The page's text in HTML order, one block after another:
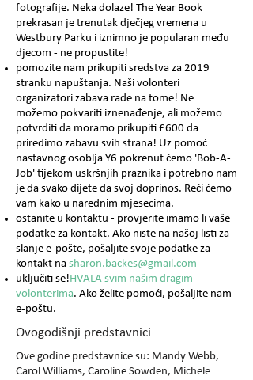
fotografije. Neka dolaze! The Year Book
prekrasan je trenutak dječjeg vremena u
Westbury Parku i iznimno je popularan među
djecom - ne propustite!
pomozite nam prikupiti sredstva za 2019
stranku napuštanja. Naši volonteri
organizatori zabava rade na tome! Ne
možemo pokvariti iznenađenje, ali možemo
potvrditi da moramo prikupiti £600 da
priredimo zabavu svih strana! Uz pomoć
nastavnog osoblja Y6 pokrenut ćemo 'Bob-A-
Job' tijekom uskršnjih praznika i potrebno nam
je da svako dijete da svoj doprinos. Reći ćemo
vam kako u narednim mjesecima.
ostanite u kontaktu - provjerite imamo li vaše
podatke za kontakt. Ako niste na našoj listi za
slanje e-pošte, pošaljite svoje podatke za
kontakt na sharon.backes@gmail.com
uključiti se!HVALA svim našim dragim
volonterima. Ako želite pomoći, pošaljite nam
e-poštu.
Ovogodišnji predstavnici
Ove godine predstavnice su: Mandy Webb,
Carol Williams, Caroline Sowden, Michele